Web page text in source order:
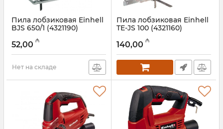
Пила лобзиковая Einhell
BJS 650/1 (4321190)
52,00 ₼
Нет на складе
Пила лобзиковая Einhell
TE-JS 100 (4321160)
017008024
140,00 ₼